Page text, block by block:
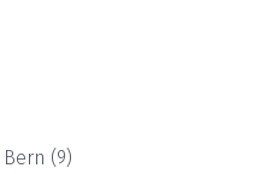
Bern (9)